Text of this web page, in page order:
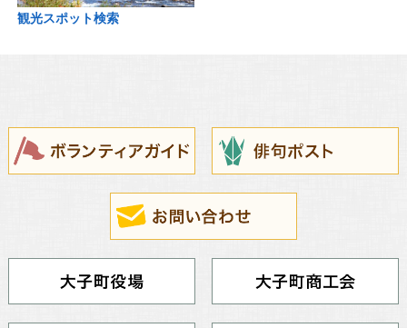
観光スポット検索